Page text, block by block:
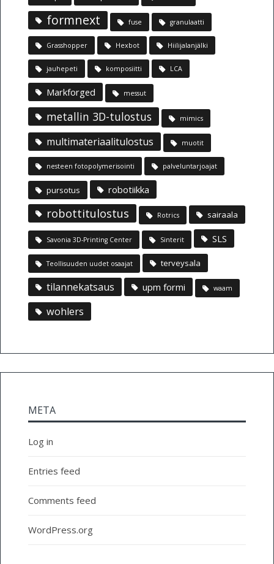
formnext fuse granulaatti
Grasshopper Hexbot Hiilijalanjälki
jauhepeti komposiitti LCA
Markforged messut
metallin 3D-tulostus mimics
multimateriaalitulostus muotit
nesteen fotopolymerisointi palveluntarjoajat
pursotus robotiikka
robottitulostus Rotrics sairaala
Savonia 3D-Printing Center Sinterit SLS
Teollisuuden uudet osaajat terveysala
tilannekatsaus upm formi waam
wohlers
META
Log in
Entries feed
Comments feed
WordPress.org